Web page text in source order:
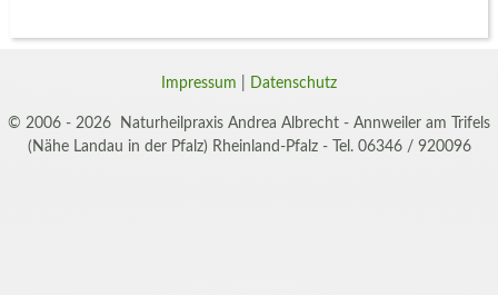
Impressum Datenschutz
© 2006 - 2026 Naturheilpraxis Andrea Albrecht - Annweiler am Trifels
(Nähe Landau in der Pfalz) Rheinland-Pfalz - Tel. 06346 / 920096